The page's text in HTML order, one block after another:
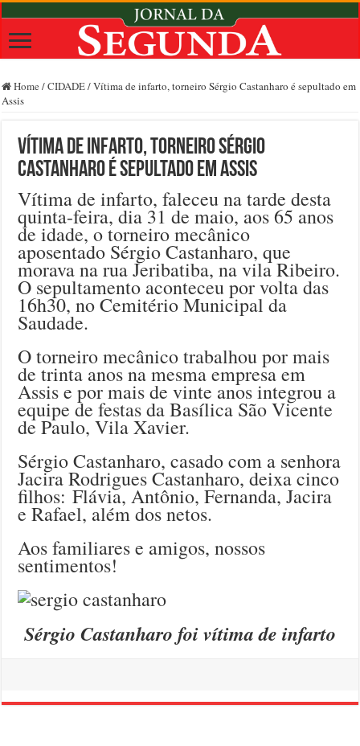
Home /CIDADE/Vítima de infarto, torneiro Sérgio Castanharo é sepultado em
Assis
Vítima de infarto, torneiro Sérgio
Castanharo é sepultado em Assis
Vítima de infarto, faleceu na tarde desta
quinta-feira, dia 31 de maio, aos 65 anos
de idade, o torneiro mecânico
aposentado Sérgio Castanharo, que
morava na rua Jeribatiba, na vila Ribeiro.
O sepultamento aconteceu por volta das
16h30, no Cemitério Municipal da
Saudade.
O torneiro mecânico trabalhou por mais
de trinta anos na mesma empresa em
Assis e por mais de vinte anos integrou a
equipe de festas da Basílica São Vicente
de Paulo, Vila Xavier.
Sérgio Castanharo, casado com a senhora
Jacira Rodrigues Castanharo, deixa cinco
filhos: Flávia, Antônio, Fernanda, Jacira
e Rafael, além dos netos.
Aos familiares e amigos, nossos
sentimentos!
Sérgio Castanharo foi vítima de infarto